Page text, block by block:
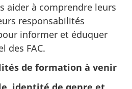
aider à comprendre leurs
responsabilités
informer et éduquer
des FAC.
de formation à venir